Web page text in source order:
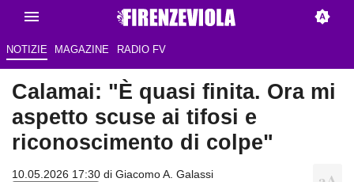
NOTIZIE MAGAZINE RADIO FV
Calamai: "È quasi finita. Ora mi
aspetto scuse ai tifosi e
riconoscimento di colpe"
10.05.2026 17:30 di Giacomo A. Galassi